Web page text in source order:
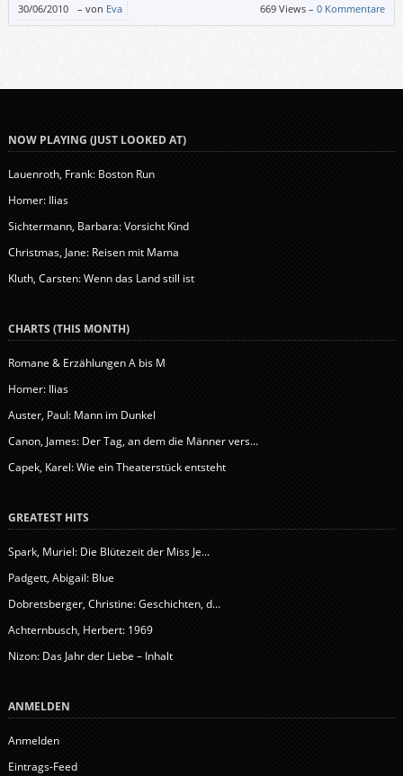
30/06/2010 – von Eva 669 Views –0 Kommentare
NOW PLAYING (JUST LOOKED AT)
Lauenroth, Frank: Boston Run
Homer: Ilias
Sichtermann, Barbara: Vorsicht Kind
Christmas, Jane: Reisen mit Mama
Kluth, Carsten: Wenn das Land still ist
CHARTS (THIS MONTH)
Romane & Erzählungen A bis M
Homer: Ilias
Auster, Paul: Mann im Dunkel
Canon, James: Der Tag, an dem die Männer vers...
Capek, Karel: Wie ein Theaterstück entsteht
GREATEST HITS
Spark, Muriel: Die Blütezeit der Miss Je...
Padgett, Abigail: Blue
Dobretsberger, Christine: Geschichten, d...
Achternbusch, Herbert: 1969
Nizon: Das Jahr der Liebe – Inhalt
ANMELDEN
Anmelden
Eintrags-Feed